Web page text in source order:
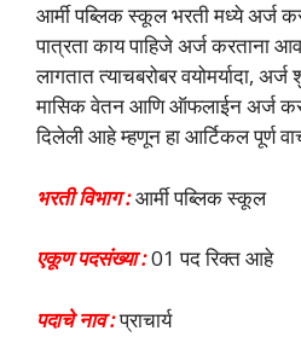
आर्मी पब्लिक स्कूल भरती मध्ये अर्ज
पात्रता काय पाहिजे अर्ज करताना
लागतात त्याचबरोबर वयोमर्यादा,
मासिक वेतन आणि ऑफलाईन अर्ज कसा
दिलेली आहे म्हणून हा आर्टिकल पूर्ण
भरती विभाग :आर्मी पब्लिक स्कूल
एकूण पदसंख्या :01 पद रिक्त आहे
पदाचे नाव :प्राचार्य